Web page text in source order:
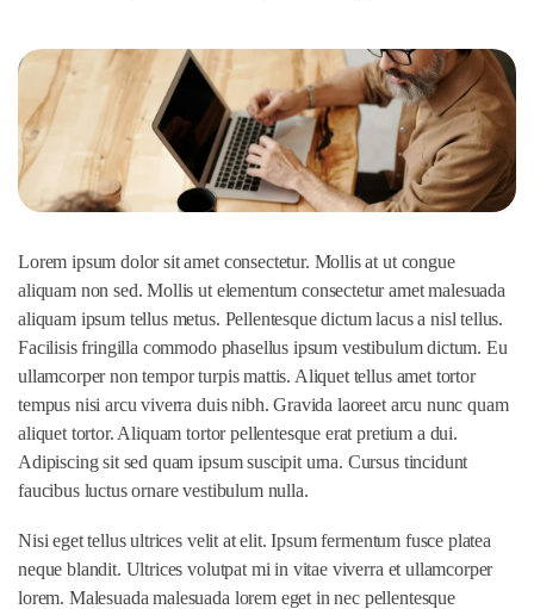
Lorem ipsum dolor sit amet consectetur. Mollis at ut congue
aliquam non sed. Mollis ut elementum consectetur amet malesuada
aliquam ipsum tellus metus. Pellentesque dictum lacus a nisl tellus.
Facilisis fringilla commodo phasellus ipsum vestibulum dictum. Eu
ullamcorper non tempor turpis mattis. Aliquet tellus amet tortor
tempus nisi arcu viverra duis nibh. Gravida laoreet arcu nunc quam
aliquet tortor. Aliquam tortor pellentesque erat pretium a dui.
Adipiscing sit sed quam ipsum suscipit urna. Cursus tincidunt
faucibus luctus ornare vestibulum nulla.
Nisi eget tellus ultrices velit at elit. Ipsum fermentum fusce platea
neque blandit. Ultrices volutpat mi in vitae viverra et ullamcorper
lorem. Malesuada malesuada lorem eget in nec pellentesque